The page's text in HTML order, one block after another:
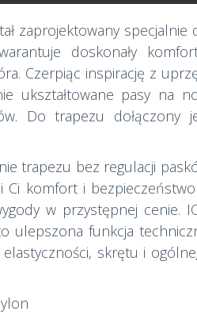
zaprojektowany specjalnie
doskonały
Czerpiąc inspirację z
ukształtowane pasy na
Do trapezu dołączony
trapezu bez regulacji
Ci komfort i
w przystępnej cenie.
ulepszona funkcja
skrętu i